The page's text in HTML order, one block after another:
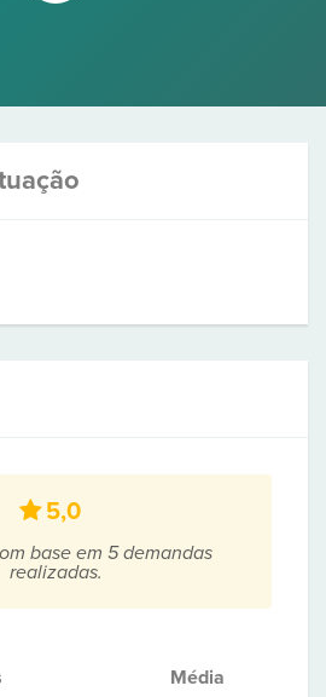
5,0
base em 5 demandas
realizadas.
Média